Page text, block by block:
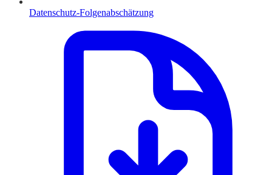
Datenschutz-Folgenabschätzung